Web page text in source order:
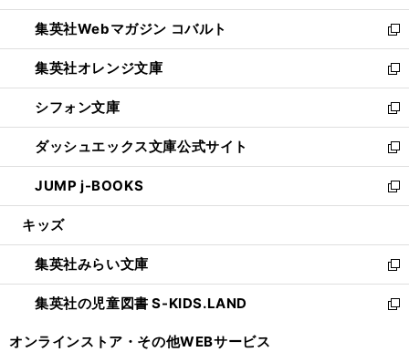
開
く
ウ
で
開
く
ン
ド
ウ
で
開
く
ウ
ィ
ン
ド
ウ
で
開
く
集英社Webマガジン コバルト
新
し
い
ウ
ィ
ン
ド
ウ
で
開
集英社オレンジ文庫
新
し
い
ウ
ィ
ン
ド
ウ
開
く
シフォン文庫
新
し
い
ウ
ィ
ン
ウ
で
開
く
ダッシュエックス文庫公式サイト
新
し
い
ウ
ン
ド
ウ
で
JUMP j-BOOKS
新
し
ウ
ィ
ン
ド
キッズ
集英社みらい文庫
新
し
い
集英社の児童図書 S-KIDS.LAND
新
オンラインストア・ その他WEBサービス